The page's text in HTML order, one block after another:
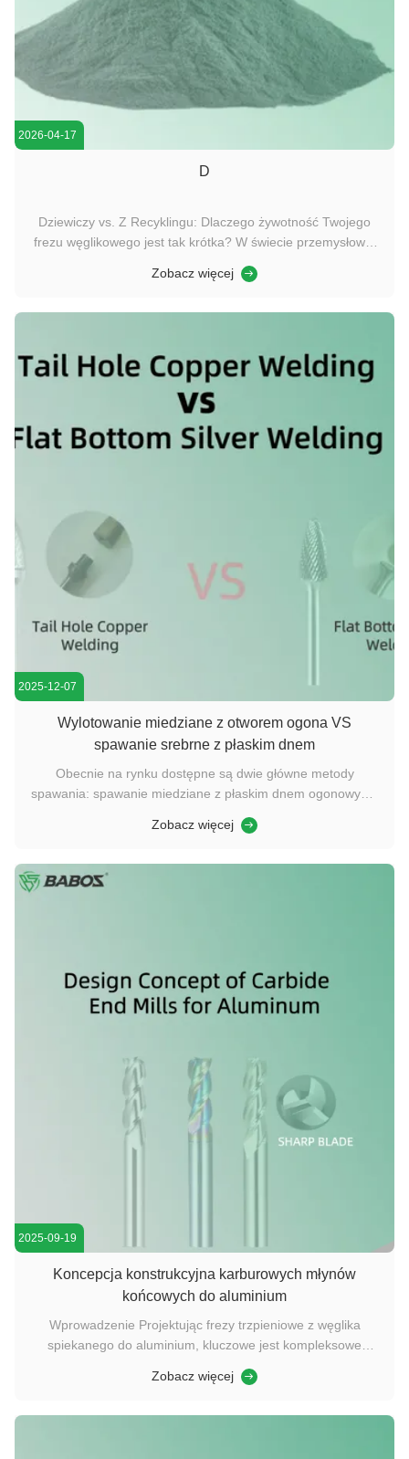
2026-04-17
D
Dziewiczy vs. Z Recyklingu: Dlaczego żywotność Twojego
frezu węglikowego jest tak krótka? W świecie przemysłowej
różnić w zależności od dostawcy. Wielu kierowników ds.
Zobacz więcej
2025-12-07
Wylotowanie miedziane z otworem ogona VS
spawanie srebrne z płaskim dnem
Obecnie na rynku dostępne są dwie główne metody
spawania: spawanie miedziane z płaskim dnem ogonowym i
srebra.Opiszmy krótko zalety i wady tych dwóch metod
wyboru. Włókna z miedzianego spawania • ...
Zobacz więcej
2025-09-19
Koncepcja konstrukcyjna karburowych młynów
końcowych do aluminium
Wprowadzenie Projektując frezy trzpieniowe z węglika
spiekanego do aluminium, kluczowe jest kompleksowe
technologii powlekania i parametrów obróbki. Czynniki te
Zobacz więcej